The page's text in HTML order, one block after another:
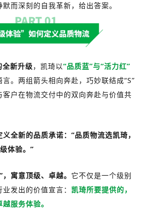
而深刻的自我革新，给出答案。
全新升级，凯琦以“品质蓝”与“活力红”
。两组箭头相向奔赴，巧妙联结成“S”
户在物流交付中的双向奔赴与价值共
义全新的品质承诺： “品质物流选凯琦，
体验。”
寓意顶级、卓越。 它不仅是一个级别
发出的价值宣言： 凯琦所要提供的，
服务体验。